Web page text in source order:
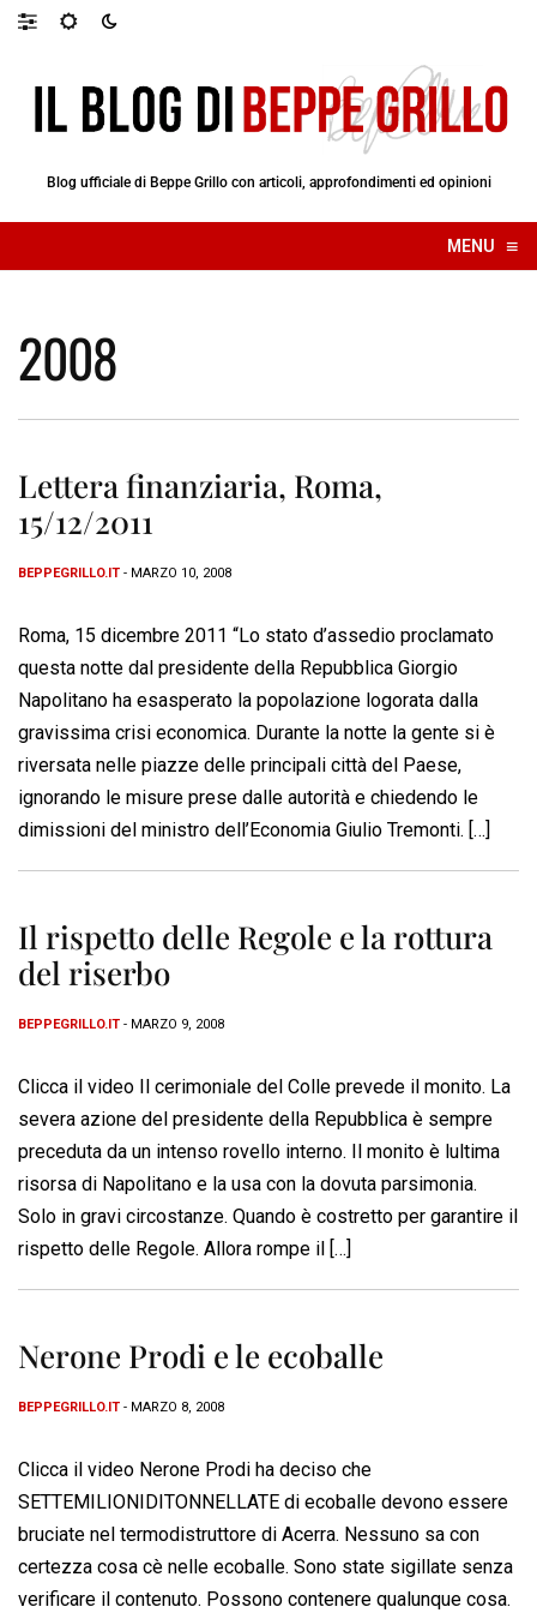
Blog ufficiale di Beppe Grillo con articoli, approfondimenti ed opinioni
MENU ≡
☰
2008
Lettera finanziaria, Roma,
15/12/2011
BEPPEGRILLO.IT - MARZO 10, 2008
Roma, 15 dicembre 2011 “Lo stato d’assedio proclamato
questa notte dal presidente della Repubblica Giorgio
Napolitano ha esasperato la popolazione logorata dalla
gravissima crisi economica. Durante la notte la gente si è
riversata nelle piazze delle principali città del Paese,
ignorando le misure prese dalle autorità e chiedendo le
dimissioni del ministro dell’Economia Giulio Tremonti. […]
Il rispetto delle Regole e la rottura
del riserbo
BEPPEGRILLO.IT - MARZO 9, 2008
Clicca il video Il cerimoniale del Colle prevede il monito. La
severa azione del presidente della Repubblica è sempre
preceduta da un intenso rovello interno. Il monito è lultima
risorsa di Napolitano e la usa con la dovuta parsimonia.
Solo in gravi circostanze. Quando è costretto per garantire il
rispetto delle Regole. Allora rompe il […]
Nerone Prodi e le ecoballe
BEPPEGRILLO.IT - MARZO 8, 2008
Clicca il video Nerone Prodi ha deciso che
SETTEMILIONIDITONNELLATE di ecoballe devono essere
bruciate nel termodistruttore di Acerra. Nessuno sa con
certezza cosa cè nelle ecoballe. Sono state sigillate senza
verificare il contenuto. Possono contenere qualunque cosa.